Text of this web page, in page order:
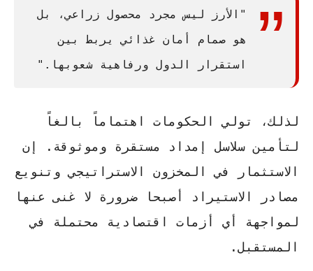
"الأرز ليس مجرد محصول زراعي، بل
هو صمام أمان غذائي يربط بين
استقرار الدول ورفاهية شعوبها."
لذلك، تولي الحكومات اهتماماً بالغاً
لتأمين سلاسل إمداد مستقرة وموثوقة. إن
الاستثمار في المخزون الاستراتيجيوتنويع
مصادر الاستيراد أصبحا ضرورة لا غنى عنها
لمواجهة أي أزمات اقتصادية محتملة في
المستقبل.